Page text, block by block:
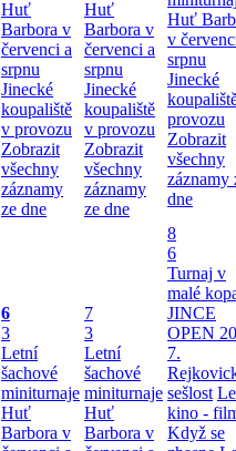
Huť
Barbora v
červenci a
srpnu
Jinecké
koupaliště
v provozu
Zobrazit
všechny
záznamy
ze dne
Huť
Barbora v
červenci a
srpnu
Jinecké
koupaliště
v provozu
Zobrazit
všechny
záznamy
ze dne
Huť
v
srpnu
Jinecké
provozu
Zobrazit
všechny
záznamy
dne
6
3
Letní
šachové
miniturnaje
Huť
Barbora v
7
3
Letní
šachové
miniturnaje
Huť
Barbora v
8
6
Turnaj v
malé
JINCE
OPEN
7.
sešlost
kino -
Když se